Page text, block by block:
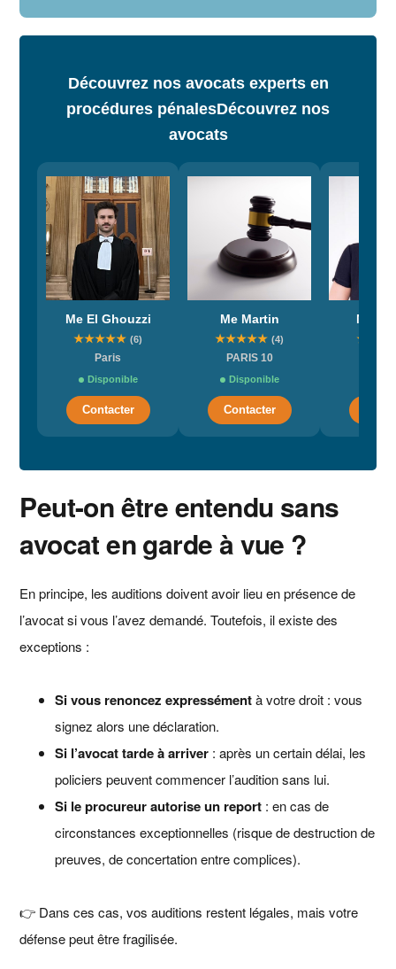
Découvrez nos avocats experts en
procédures pénalesDécouvrez nos
avocats
Me El Ghouzzi
★★★★★ (6)
Paris
Disponible
Contacter
Me Martin
★★★★★ (4)
PARIS 10
Disponible
Contacter
Me
★
Peut-on être entendu sans
avocat en garde à vue ?
En principe, les auditions doivent avoir lieu en présence de
l’avocat si vous l’avez demandé. Toutefois, il existe des
exceptions :
Si vous renoncez expressémentà votre droit : vous
signez alors une déclaration.
Si l’avocat tarde à arriver : après un certain délai, les
policiers peuvent commencer l’audition sans lui.
Si le procureur autorise un report : en cas de
circonstances exceptionnelles (risque de destruction de
preuves, de concertation entre complices).
👉 Dans ces cas, vos auditions restent légales, mais votre
défense peut être fragilisée.